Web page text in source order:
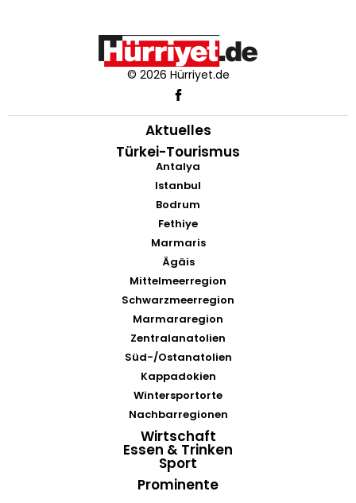
© 2026 Hürriyet.de
Aktuelles
Türkei-Tourismus
Antalya
Istanbul
Bodrum
Fethiye
Marmaris
Ägäis
Mittelmeerregion
Schwarzmeerregion
Marmararegion
Zentralanatolien
Süd-/Ostanatolien
Kappadokien
Wintersportorte
Nachbarregionen
Wirtschaft
Essen & Trinken
Sport
Prominente